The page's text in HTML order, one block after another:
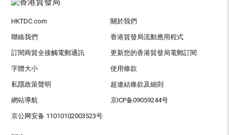
HKTDC.com 關於我們
聯絡我們 香港貿發局流動應用程式
訂閱商貿全接觸電郵通訊 更新您的香港貿發局電郵訂閱
字體大小 使用條款
私隱政策聲明 超連結條款及細則
網站導航 京ICP备09059244号
京公网安备 11010102003523号